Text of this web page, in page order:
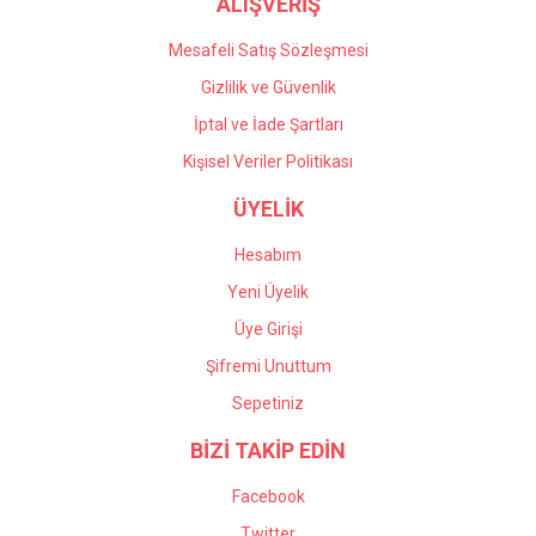
Mesafeli Satış Sözleşmesi
Gizlilik ve Güvenlik
İptal ve İade Şartları
Kişisel Veriler Politikası
ÜYELİK
Hesabım
Yeni Üyelik
Üye Girişi
Şifremi Unuttum
Sepetiniz
BİZİ TAKİP EDİN
Facebook